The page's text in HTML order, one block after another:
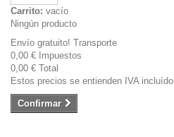
Carrito: vacío
Ningún producto
Envío gratuito! Transporte
0,00 € Impuestos
0,00 € Total
Estos precios se entienden IVA incluído
Confirmar